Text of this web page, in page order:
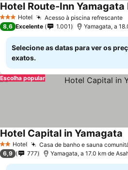
3 EstrelasHotel Acesso à piscina refrescante
8,6 Excelente 1.001 Yamagata, a
Selecione as datas para ver os
exatos.
Escolha popular
2 Estrelas
Hotel Casa de banho e sauna
Hotel Capital in Yamagata
6,9 777 Yamagata, a 17.0 km de